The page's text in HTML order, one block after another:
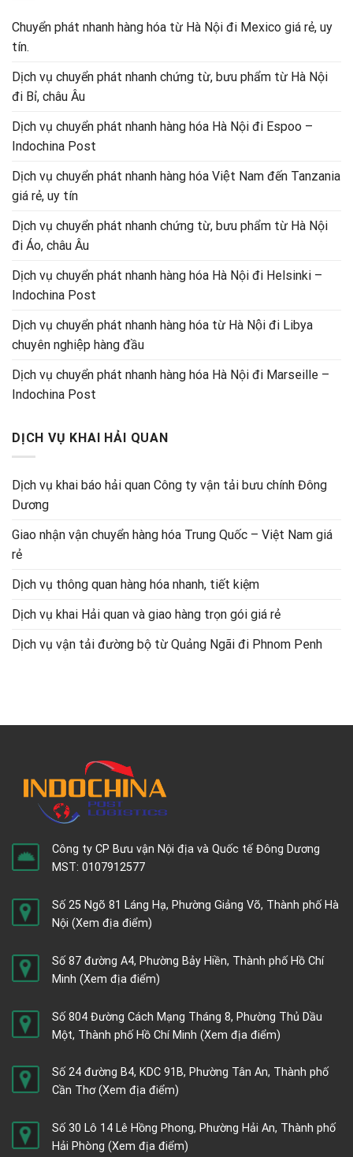
Chuyển phát nhanh hàng hóa từ Hà Nội đi Mexico giá rẻ, uy
tín.
Dịch vụ chuyển phát nhanh chứng từ, bưu phẩm từ Hà Nội
đi Bỉ, châu Âu
Dịch vụ chuyển phát nhanh hàng hóa Hà Nội đi Espoo –
Indochina Post
Dịch vụ chuyển phát nhanh hàng hóa Việt Nam đến Tanzania
giá rẻ, uy tín
Dịch vụ chuyển phát nhanh chứng từ, bưu phẩm từ Hà Nội
đi Áo, châu Âu
Dịch vụ chuyển phát nhanh hàng hóa Hà Nội đi Helsinki –
Indochina Post
Dịch vụ chuyển phát nhanh hàng hóa từ Hà Nội đi Libya
chuyên nghiệp hàng đầu
Dịch vụ chuyển phát nhanh hàng hóa Hà Nội đi Marseille –
Indochina Post
DỊCH VỤ KHAI HẢI QUAN
Dịch vụ khai báo hải quan Công ty vận tải bưu chính Đông
Dương
Giao nhận vận chuyển hàng hóa Trung Quốc – Việt Nam giá
rẻ
Dịch vụ thông quan hàng hóa nhanh, tiết kiệm
Dịch vụ khai Hải quan và giao hàng trọn gói giá rẻ
Dịch vụ vận tải đường bộ từ Quảng Ngãi đi Phnom Penh
Công ty CP Bưu vận Nội địa và Quốc tế Đông Dương
MST: 0107912577
Số 25 Ngõ 81 Láng Hạ, Phường Giảng Võ, Thành phố Hà
Nội (Xem địa điểm)
Số 87 đường A4, Phường Bảy Hiền, Thành phố Hồ Chí
Minh (Xem địa điểm)
Số 804 Đường Cách Mạng Tháng 8, Phường Thủ Dầu
Một, Thành phố Hồ Chí Minh (Xem địa điểm)
Số 24 đường B4, KDC 91B, Phường Tân An, Thành phố
Cần Thơ(Xem địa điểm)
Số 30 Lô 14 Lê Hồng Phong, Phường Hải An, Thành phố
Hải Phòng (Xem địa điểm)